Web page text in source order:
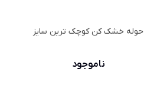
حوله خشک کن کوچک ترین سایز
ناموجود